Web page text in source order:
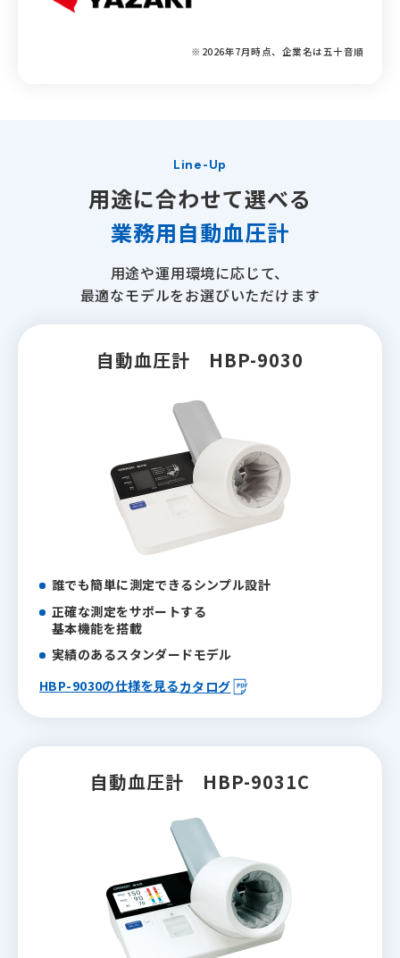
※2026年7月時点、企業名は五十音順
Line-Up
用途に合わせて選べる
業務用自動血圧計
用途や運用環境に応じて、
最適なモデルをお選びいただけます
自動血圧計 HBP-9030
誰でも簡単に測定できるシンプル設計
正確な測定をサポートする
基本機能を搭載
実績のあるスタンダードモデル
HBP-9030の仕様を見るカタログ
自動血圧計 HBP-9031C